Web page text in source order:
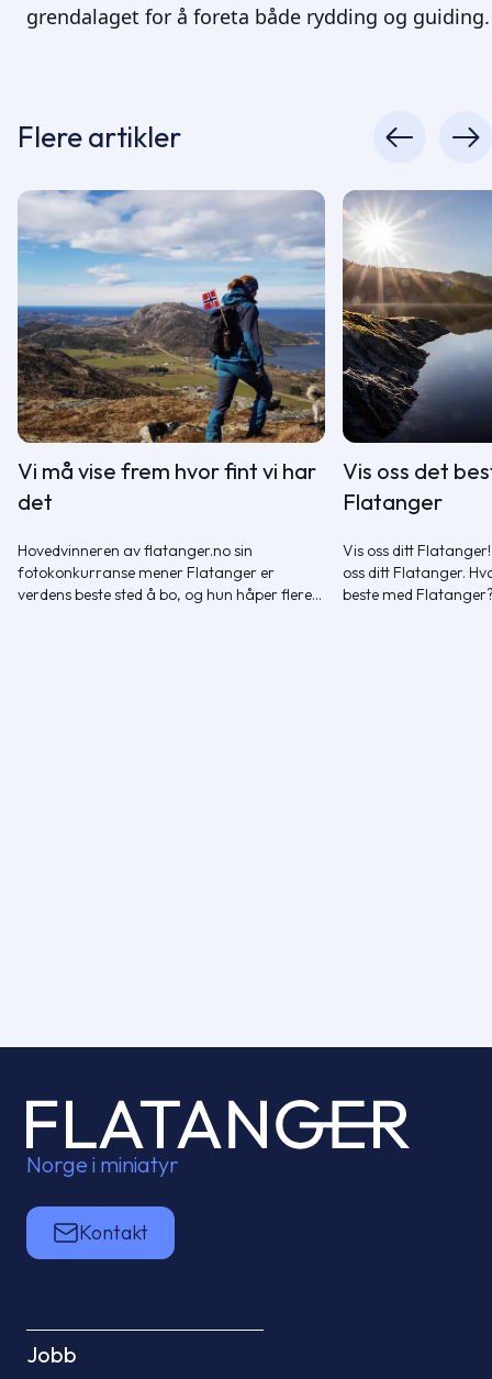
grendalaget for å foreta både rydding og guiding.
Flere artikler
Vi må vise frem hvor fint vi har
det
Hovedvinneren av flatanger.no sin
fotokonkurranse mener Flatanger er
verdens beste sted å bo, og hun håper flere
Vis oss det
Flatanger
Vis oss ditt
oss ditt Flatanger.
beste med
Norge i miniatyr
Kontakt
Jobb